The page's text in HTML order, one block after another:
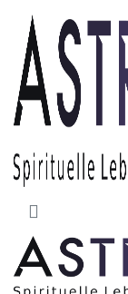
Skip to main content